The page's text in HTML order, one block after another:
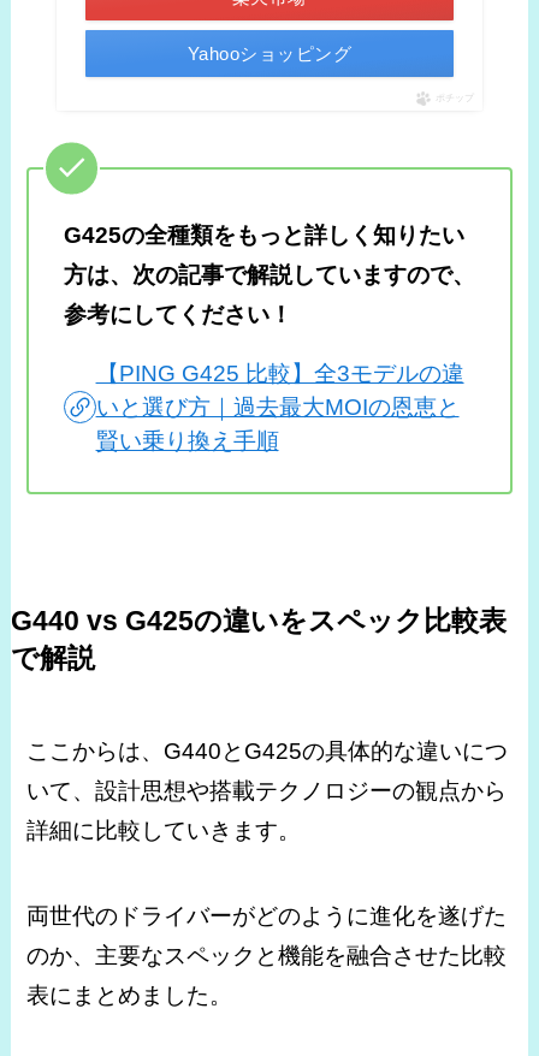
Yahooショッピング
ポチップ
G425の全種類をもっと詳しく知りたい
方は、次の記事で解説していますので、
参考にしてください！
【PING G425 比較】全3モデルの違
いと選び方｜過去最大MOIの恩恵と
賢い乗り換え手順
G440 vs G425の違いをスペック比較表
で解説
ここからは、G440とG425の具体的な違いにつ
いて、設計思想や搭載テクノロジーの観点から
詳細に比較していきます。
両世代のドライバーがどのように進化を遂げた
のか、主要なスペックと機能を融合させた比較
表にまとめました。